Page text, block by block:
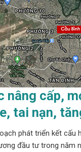
nâng cấp,
tai nạn,
phát triển kết cấu
đầu tư trong năm